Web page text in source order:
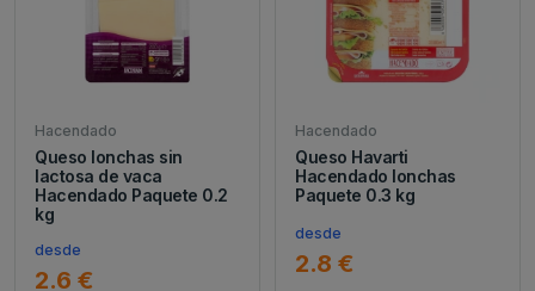
Hacendado
Queso lonchas sin
lactosa de vaca
Hacendado Paquete 0.2
kg
desde
2.6 €
Hacendado
Queso Havarti
Hacendado lonchas
Paquete 0.3 kg
desde
2.8 €